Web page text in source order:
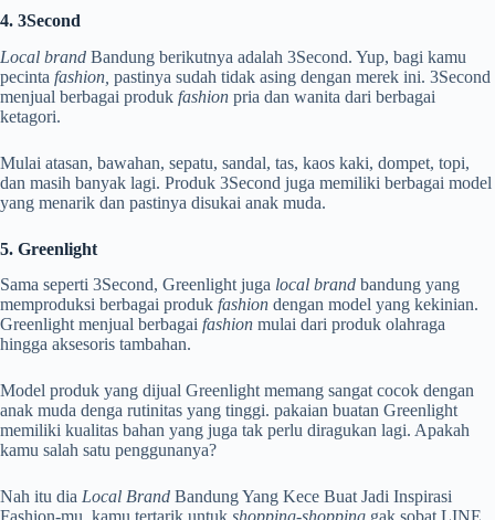
4. 3Second
Local brand Bandung berikutnya adalah 3Second. Yup, bagi kamu
pecinta fashion, pastinya sudah tidak asing dengan merek ini. 3Second
menjual berbagai produk fashion pria dan wanita dari berbagai
ketagori.
Mulai atasan, bawahan, sepatu, sandal, tas, kaos kaki, dompet, topi,
dan masih banyak lagi. Produk 3Second juga memiliki berbagai model
yang menarik dan pastinya disukai anak muda.
5. Greenlight
Sama seperti 3Second, Greenlight juga local brand bandung yang
memproduksi berbagai produk fashion dengan model yang kekinian.
Greenlight menjual berbagai fashion mulai dari produk olahraga
hingga aksesoris tambahan.
Model produk yang dijual Greenlight memang sangat cocok dengan
anak muda denga rutinitas yang tinggi. pakaian buatan Greenlight
memiliki kualitas bahan yang juga tak perlu diragukan lagi. Apakah
kamu salah satu penggunanya?
Nah itu dia Local Brand Bandung Yang Kece Buat Jadi Inspirasi